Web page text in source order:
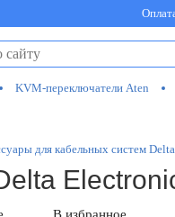
KVM-переключатели Aten
для кабельных систем